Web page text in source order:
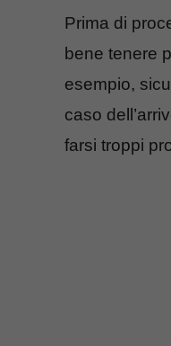
Prima di
bene tenere
esempio,
caso
farsi troppi